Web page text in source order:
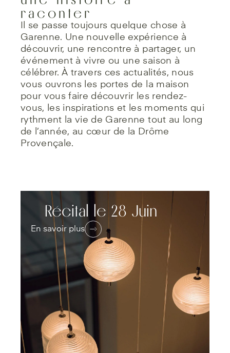
raconter
Il se passe toujours quelque chose à
Garenne. Une nouvelle expérience à
découvrir, une rencontre à partager, un
événement à vivre ou une saison à
célébrer. À travers ces actualités, nous
vous ouvrons les portes de la maison
pour vous faire découvrir les rendez-
vous, les inspirations et les moments qui
rythment la vie de Garenne tout au long
de l’année, au cœur de la Drôme
Provençale.
Récital le 28 Juin
En savoir plus